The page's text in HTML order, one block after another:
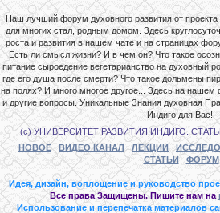
Наш лучший форум духовного развития от
для многих стал, родным домом. Здесь
роста и развития в нашем чате и на страницах
Есть ли смысл жизни? И в чем он? Что такое
питание сыроедение вегетарианство на духовный
где его душа после смерти? Что такое дольмены
на полях? И много многое другое... Здесь на
и другие вопросы. Уникальные Знания духовная
Индиго для Вас!
(с) УНИВЕРСИТЕТ РАЗВИТИЯ ИНДИГО.
НОВОЕ
ВИДЕО КАНАЛ ЛЕКЦИИ
СТАТЬИ
ФОРУМ
Идея, дизайн, воплощение и руководство
Все права Защищены. Пишите нам на
Использование и перепечатка материалов